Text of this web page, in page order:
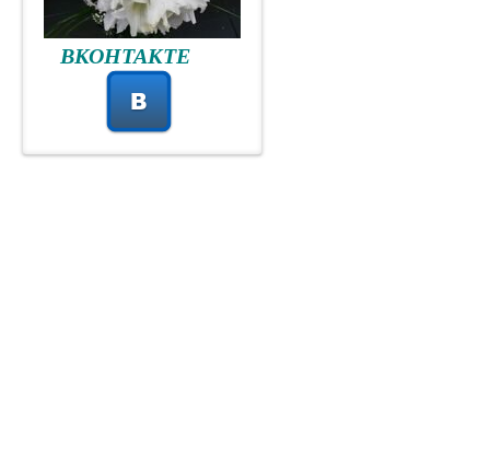
ВКОНТАКТЕ